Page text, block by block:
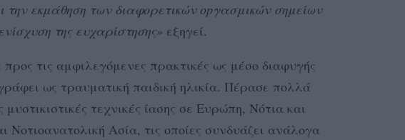
την εκμάθηση των διαφορετικών οpγασμικών σημείων
της ευχαρίστησης» εξηγεί.
τις αμφιλεγόμενες πρακτικές ως μέσο διαφυγής
ως τραυματική παιδική ηλικία. Πέρασε πολλά
τεχνικές ίασης σε Ευρώπη, Νότια και
Νοτιοανατολική Ασία, τις οποίες συνδυάζει ανάλογα